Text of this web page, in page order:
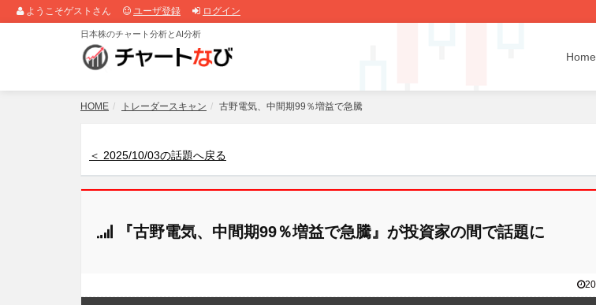
ようこそゲストさん ユーザ登録 ログイン
日本株のチャート分析とAI分析
Home
HOME トレーダースキャン 古野電気、中間期99％増益で急騰
＜ 2025/10/03の話題へ戻る
『古野電気、中間期99％増益で急騰』が投資家の間で話題に